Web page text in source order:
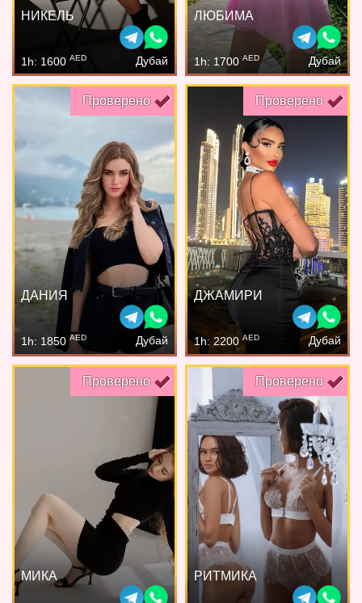
НИКЕЛЬ
1h: 1600 AED Дубай
ЛЮБИМА
1h: 1700 AED Дубай
Проверено
ДАНИЯ
1h: 1850 AED Дубай
Проверено
ДЖАМИРИ
1h: 2200 AED Дубай
Проверено
МИКА
Проверено
РИТМИКА